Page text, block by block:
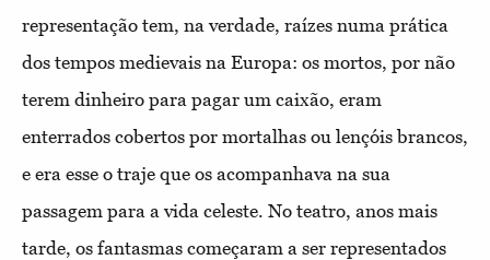
representação tem, na verdade, raízes numa prática
dos tempos medievais na Europa: os mortos, por não
terem dinheiro para pagar um caixão, eram
enterrados cobertos por mortalhas ou lençóis brancos,
e era esse o traje que os acompanhava na sua
passagem para a vida celeste. No teatro, anos mais
tarde, os fantasmas começaram a ser representados